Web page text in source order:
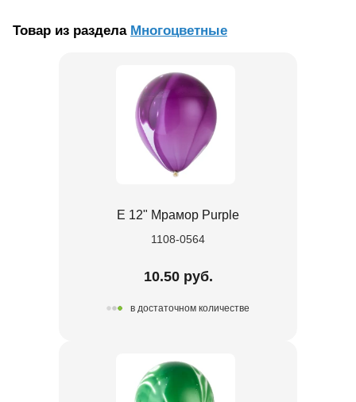
Товар из раздела Многоцветные
Е 12" Мрамор Purple
1108-0564
10.50 руб.
в достаточном количестве